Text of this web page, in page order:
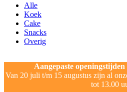
Alle
Koek
Cake
Snacks
Overig
Aangepaste
Van 20 juli t/m 15 augustus zijn al
tot 13.00